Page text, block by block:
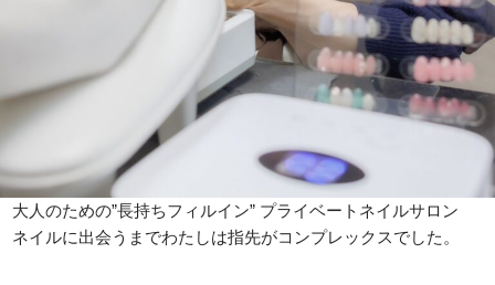
大人のための”長持ちフィルイン” プライベートネイルサロン
ネイルに出会うまでわたしは指先がコンプレックスでした。